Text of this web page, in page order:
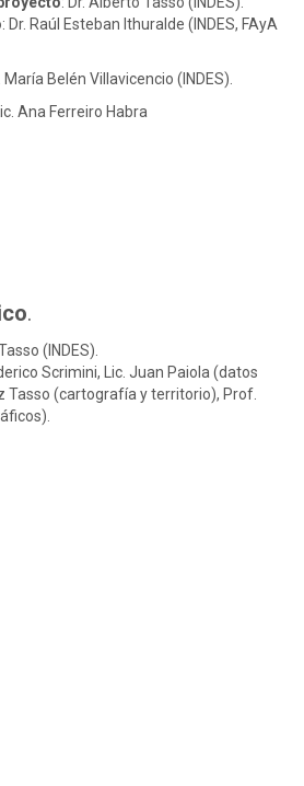
: Dr. Raúl Esteban Ithuralde (INDES, FAyA
María Belén Villavicencio (INDES).
Ana Ferreiro Habra
.
(INDES).
Scrimini, Lic. Juan Paiola (datos
Tasso (cartografía y territorio), Prof.